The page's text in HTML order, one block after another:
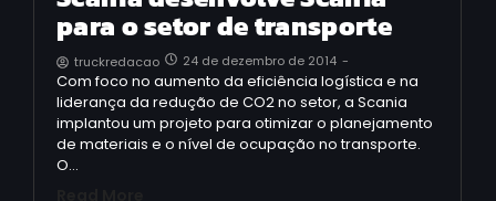
para o setor de transporte
truckredacao 24 de dezembro de 2014 -
Com foco no aumento da eficiência logística e na
liderança da redução de CO2 no setor, a Scania
implantou um projeto para otimizar o planejamento
de materiais e o nível de ocupação no transporte.
O…